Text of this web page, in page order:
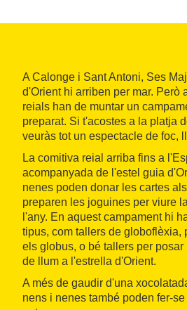
A Calonge i Sant Antoni, Ses
d'Orient hi arriben per mar. Però
reials han de muntar un
preparat. Si t'acostes a la platja
veuràs tot un espectacle de foc,
La comitiva reial arriba fins a
acompanyada de l'estel guia
nenes poden donar les cartes
preparen les joguines per viure
l'any. En aquest campament hi
tipus, com tallers de globoflèxia,
els globus, o bé tallers per posar
de llum a l'estrella d'Orient.
A més de gaudir d'una
nens i nenes també poden fer-